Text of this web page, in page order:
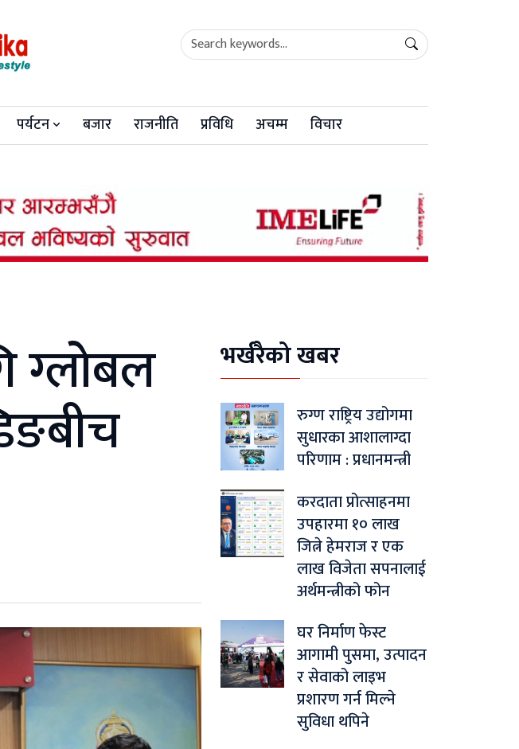
पर्यटन बजार राजनीति प्रविधि अचम्म विचार
ग्लोबल भर्खरैको खबर
रुग्ण राष्ट्रिय उद्योगमा
सुधारका आशालाग्दा
परिणाम : प्रधानमन्त्री
करदाता प्रोत्साहनमा
उपहारमा १० लाख
जित्ने हेमराज र एक
लाख विजेता सपनालाई
अर्थमन्त्रीको फोन
घर निर्माण फेस्ट
आगामी पुसमा, उत्पादन
र सेवाको लाइभ
प्रशारण गर्न मिल्ने
सुविधा थपिने